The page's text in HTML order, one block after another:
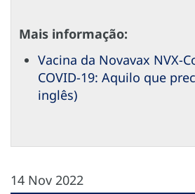
Mais informação:
Vacina da Novavax NVX-
COVID-19: Aquilo que
inglês)
14 Nov 2022